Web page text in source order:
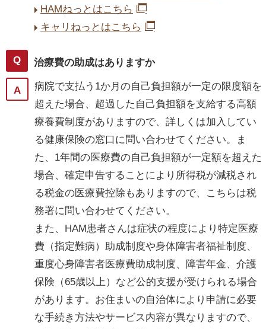
HAMねっとはこちら
キャリねっとはこちら
治療費の助成はありますか
病院で支払う1か月の自己負担額が一定の限度額を
超えた場合、超過した自己負担額を支給する高額
療養費制度がありますので、詳しくは加入してい
る健康保険の窓口に問い合わせてください。ま
た、1年間の医療費の自己負担額が一定額を超えた
場合、確定申告することにより所得税が減税され
る税金の医療費控除もありますので、こちらは税
務署に問い合わせてください。
また、HAM患者さんは症状の程度により特定医療
費（指定難病）助成制度や身体障害者福祉制度、
重度心身障害者医療費助成制度、障害年金、介護
保険（65歳以上）など公的支援が受けられる場合
があります。お住まいの自治体により申請に必要
な手続き方法やサービス内容が異なりますので、